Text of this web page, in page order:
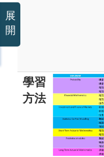
學習
方法
展
開